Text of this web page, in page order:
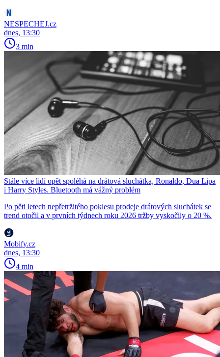
NESPECHEJ.cz
dnes, 13:30
3 min
Stále více lidí opět spoléhá na drátová sluchátka, Ronaldo, Dua Lipa
i Harry Styles. Bluetooth má vážný problém
Po pěti letech nepřetržitého poklesu prodeje drátových sluchátek se
trend otočil a v prvních týdnech roku 2026 tržby vyskočily o 20 %.
Mobify.cz
dnes, 13:30
4 min